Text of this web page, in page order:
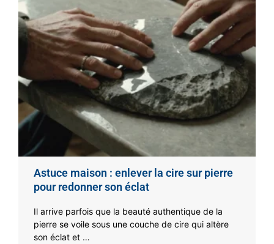
Astuce maison : enlever la cire sur pierre
pour redonner son éclat
Il arrive parfois que la beauté authentique de la
pierre se voile sous une couche de cire qui altère
son éclat et …